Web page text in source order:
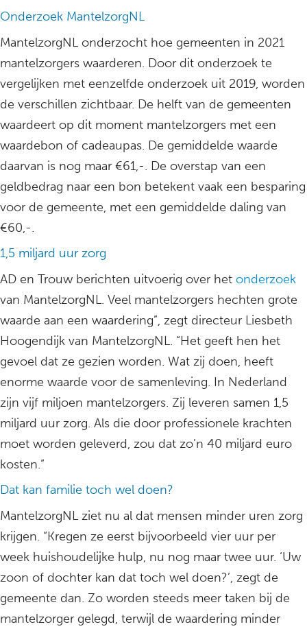
Onderzoek MantelzorgNL
MantelzorgNL onderzocht hoe gemeenten in 2021
mantelzorgers waarderen. Door dit onderzoek te
vergelijken met eenzelfde onderzoek uit 2019, worden
de verschillen zichtbaar. De helft van de gemeenten
waardeert op dit moment mantelzorgers met een
waardebon of cadeaupas. De gemiddelde waarde
daarvan is nog maar €61,-. De overstap van een
geldbedrag naar een bon betekent vaak een besparing
voor de gemeente, met een gemiddelde daling van
€60,-.
1,5 miljard uur zorg
AD en Trouw berichten uitvoerig over het onderzoek
van MantelzorgNL. Veel mantelzorgers hechten grote
waarde aan een waardering”, zegt directeur Liesbeth
Hoogendijk van MantelzorgNL. “Het geeft hen het
gevoel dat ze gezien worden. Wat zij doen, heeft
enorme waarde voor de samenleving. In Nederland
zijn vijf miljoen mantelzorgers. Zij leveren samen 1,5
miljard uur zorg. Als die door professionele krachten
moet worden geleverd, zou dat zo’n 40 miljard euro
kosten.”
Dat kan familie toch wel doen?
MantelzorgNL ziet nu al dat mensen minder uren zorg
krijgen. “Kregen ze eerst bijvoorbeeld vier uur per
week huishoudelijke hulp, nu nog maar twee uur. ‘Uw
zoon of dochter kan dat toch wel doen?’, zegt de
gemeente dan. Zo worden steeds meer taken bij de
mantelzorger gelegd, terwijl de waardering minder